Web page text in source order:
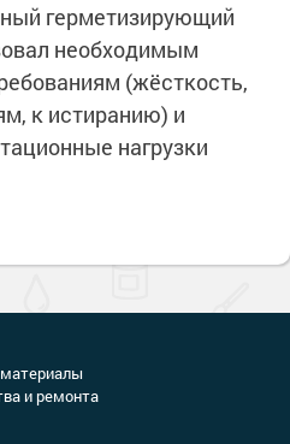
герметизирующий
необходимым
(жёсткость,
к истиранию) и
нагрузки
и ремонта